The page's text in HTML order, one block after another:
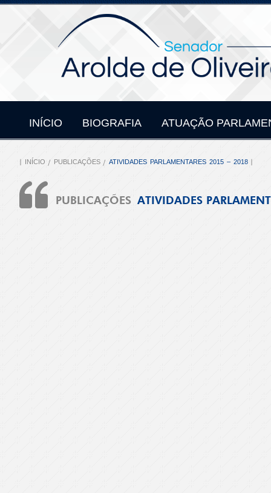
INÍCIO BIOGRAFIA ATUAÇÃO
INÍCIO PUBLICAÇÕES ATIVIDADES PARLAMENTARES 2015 – 2018
PUBLICAÇÕES ATIVIDADES